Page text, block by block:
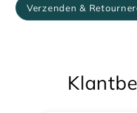
Verzenden &